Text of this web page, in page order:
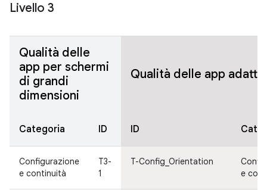
Livello 3
Qualità delle
app per schermi
di grandi
dimensioni
Qualità delle app
Categoria ID ID
Configurazione
e continuità
T3-
1
T-Config_Orientation
e